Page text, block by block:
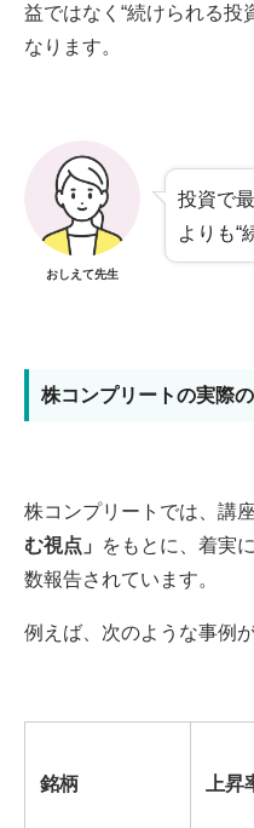
益ではなく“続けられる投
なります。
おしえて先生
投資で
よりも“
株コンプリートの実際
株コンプリートでは、講
む視点」
をもとに、着実
数報告されています。
例えば、次のような事例
銘柄 上昇